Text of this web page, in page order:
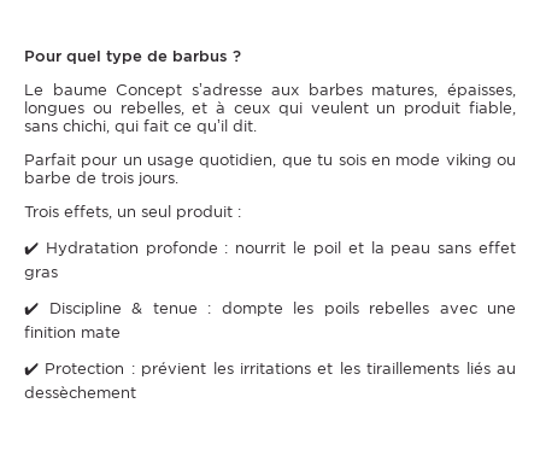
Pour quel type de barbus ?
Le baume Concept s’adresse aux barbes matures, épaisses,
longues ou rebelles, et à ceux qui veulent un produit fiable,
sans chichi, qui fait ce qu’il dit.
Parfait pour un usage quotidien, que tu sois en mode viking ou
barbe de trois jours.
Trois effets, un seul produit :
✔️ Hydratation profonde : nourrit le poil et la peau sans effet
gras
✔️ Discipline & tenue : dompte les poils rebelles avec une
finition mate
✔️ Protection : prévient les irritations et les tiraillements liés au
dessèchement